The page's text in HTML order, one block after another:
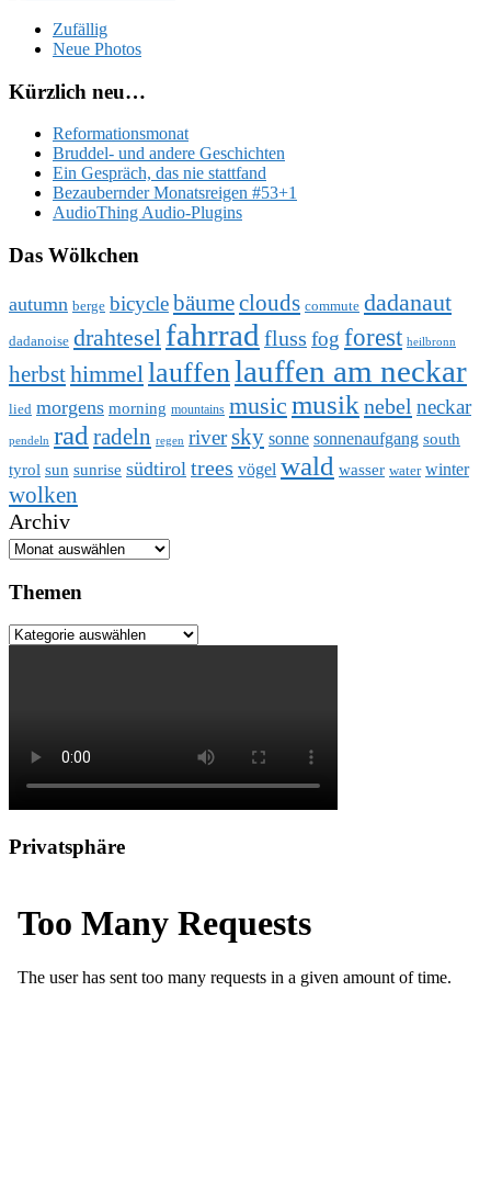
Zufällig
Neue Photos
Kürzlich neu…
Reformationsmonat
Bruddel- und andere Geschichten
Ein Gespräch, das nie stattfand
Bezaubernder Monatsreigen #53+1
AudioThing Audio-Plugins
Das Wölkchen
autumn berge bicyclebäumeclouds commute dadanaut
dadanoise drahtesel fahrrad fluss fog forest heilbronn
herbsthimmellauffenlauffen am neckar
lied morgens morning mountains music musik nebel neckar
pendeln rad radeln regen riversky sonne sonnenaufgang south
tyrol sun sunrise südtirol trees vögel wald wasser water winter
wolken
Archiv
Themen
Themen
Privatsphäre